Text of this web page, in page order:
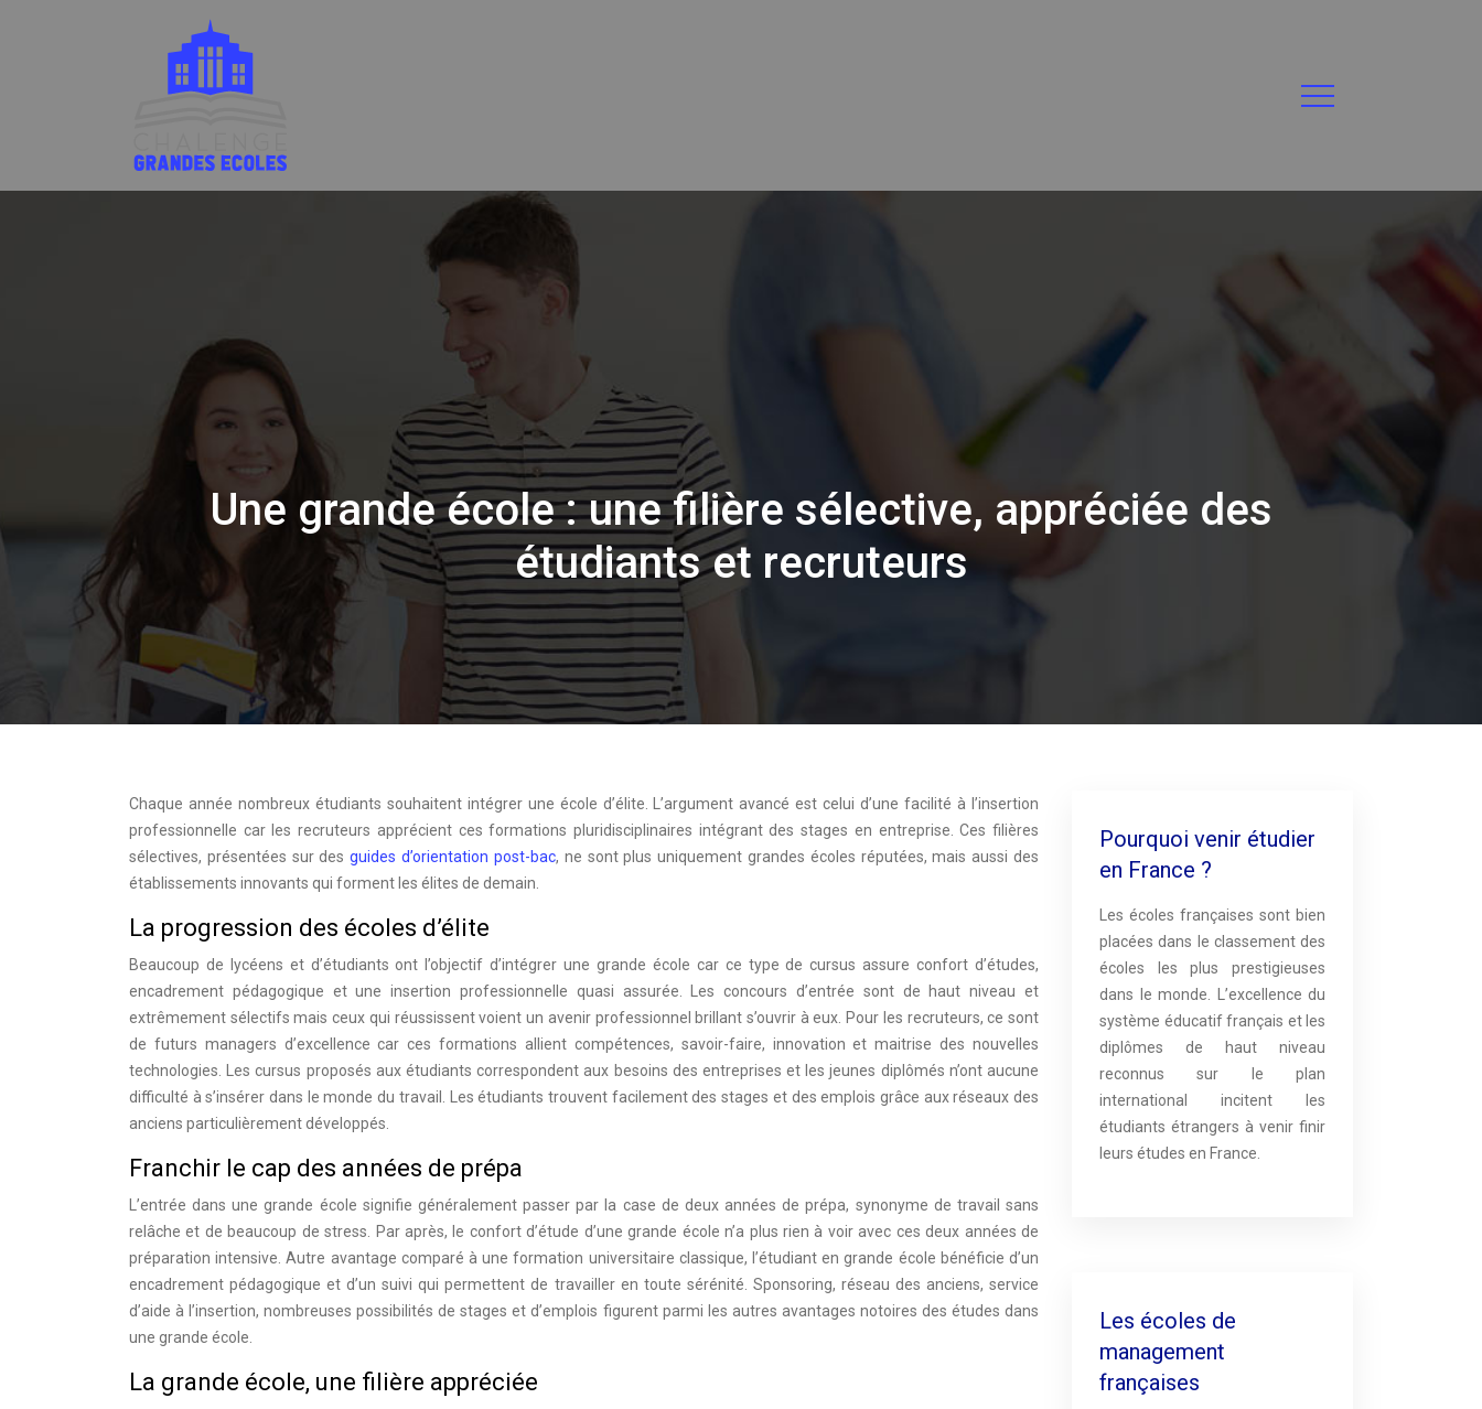
Une grande école : une filière sélective, appréciée des
étudiants et recruteurs
Chaque année nombreux étudiants souhaitent intégrer une école d’élite. L’argument avancé est celui d’une facilité à l’insertion
professionnelle car les recruteurs apprécient ces formations pluridisciplinaires intégrant des stages en entreprise. Ces filières
sélectives, présentées sur desguides d’orientation post-bac, ne sont plus uniquement grandes écoles réputées, mais aussi des
établissements innovants qui forment les élites de demain.
La progression des écoles d’élite
Beaucoup de lycéens et d’étudiants ont l’objectif d’intégrer une grande école car ce type de cursus assure confort d’études,
encadrement pédagogique et une insertion professionnelle quasi assurée. Les concours d’entrée sont de haut niveau et
extrêmement sélectifs mais ceux qui réussissent voient un avenir professionnel brillant s’ouvrir à eux. Pour les recruteurs, ce sont
de futurs managers d’excellence car ces formations allient compétences, savoir-faire, innovation et maitrise des nouvelles
technologies. Les cursus proposés aux étudiants correspondent aux besoins des entreprises et les jeunes diplômés n’ont aucune
difficulté à s’insérer dans le monde du travail. Les étudiants trouvent facilement des stages et des emplois grâce aux réseaux des
anciens particulièrement développés.
Franchir le cap des années de prépa
L’entrée dans une grande école signifie généralement passer par la case de deux années de prépa, synonyme de travail sans
relâche et de beaucoup de stress. Par après, le confort d’étude d’une grande école n’a plus rien à voir avec ces deux années de
préparation intensive. Autre avantage comparé à une formation universitaire classique, l’étudiant en grande école bénéficie d’un
encadrement pédagogique et d’un suivi qui permettent de travailler en toute sérénité. Sponsoring, réseau des anciens, service
d’aide à l’insertion, nombreuses possibilités de stages et d’emplois figurent parmi les autres avantages notoires des études dans
une grande école.
La grande école, une filière appréciée
Pourquoi venir étudier
en France ?
Les écoles françaises sont bien
placées dans le classement des
écoles les plus prestigieuses
dans le monde. L’excellence du
système éducatif français et les
diplômes de haut niveau
reconnus sur le plan
international incitent les
étudiants étrangers à venir finir
leurs études en France.
Les écoles de
management
françaises